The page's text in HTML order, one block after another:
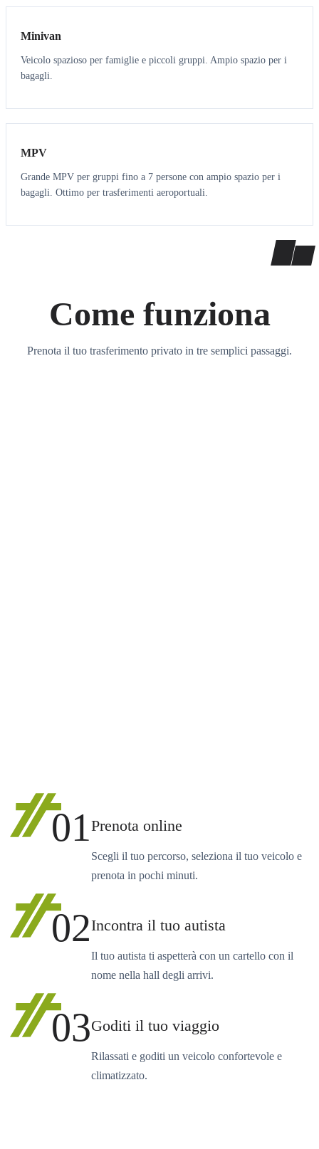
Minivan
Veicolo spazioso per famiglie e piccoli gruppi. Ampio spazio per i
bagagli.
7 7
MPV
Grande MPV per gruppi fino a 7 persone con ampio spazio per i
bagagli. Ottimo per trasferimenti aeroportuali.
Come funziona
Prenota il tuo trasferimento privato in tre semplici passaggi.
01Prenota online
Scegli il tuo percorso, seleziona il tuo veicolo e
prenota in pochi minuti.
02Incontra il tuo autista
Il tuo autista ti aspetterà con un cartello con il
nome nella hall degli arrivi.
03Goditi il tuo viaggio
Rilassati e goditi un veicolo confortevole e
climatizzato.